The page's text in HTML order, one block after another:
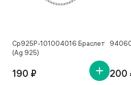
Ср925Р-101004016 Браслет
(Ag 925)
190 ₽ 200